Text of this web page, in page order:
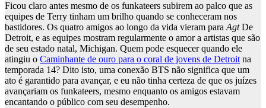
Ficou claro antes mesmo de os funkateers subirem ao palco que as
equipes de Terry tinham um brilho quando se conheceram nos
bastidores. Os quatro amigos ao longo da vida vieram paraAgtDe
Detroit, e as equipes mostram regularmente o amor a artistas que são
de seu estado natal, Michigan. Quem pode esquecer quando ele
atingiu o Caminhante de ouro para o coral de jovens de Detroitna
temporada 14? Dito isto, uma conexão BTS não significa que um
ato é garantido para avançar, e eu não tinha certeza de que os juízes
avançariam os funkateers, mesmo enquanto os amigos estavam
encantando o público com seu desempenho.